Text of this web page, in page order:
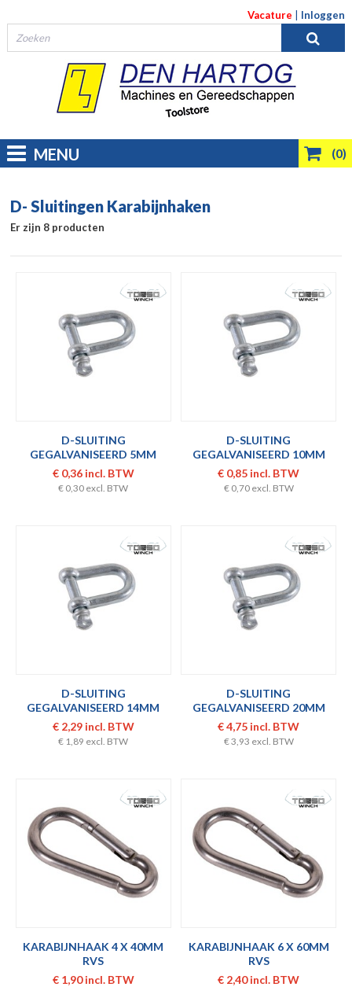
Vacature Inloggen
(0)
MENU
D- Sluitingen Karabijnhaken
Er zijn 8 producten
D-SLUITING
GEGALVANISEERD 5MM
€ 0,36 incl. BTW
€ 0,30 excl. BTW
D-SLUITING
GEGALVANISEERD 10MM
€ 0,85 incl. BTW
€ 0,70 excl. BTW
D-SLUITING
GEGALVANISEERD 14MM
€ 2,29 incl. BTW
€ 1,89 excl. BTW
D-SLUITING
GEGALVANISEERD 20MM
€ 4,75 incl. BTW
€ 3,93 excl. BTW
KARABIJNHAAK 4 X 40MM
RVS
€ 1,90 incl. BTW
KARABIJNHAAK 6 X 60MM
RVS
€ 2,40 incl. BTW